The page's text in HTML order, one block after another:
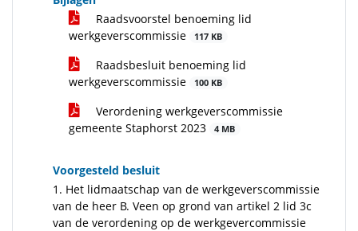
Raadsvoorstel benoeming lid
werkgeverscommissie
117 KB
Raadsbesluit benoeming lid
werkgeverscommissie
100 KB
Verordening werkgeverscommissie
gemeente Staphorst 2023
4 MB
Voorgesteld besluit
1. Het lidmaatschap van de werkgeverscommissie
van de heer B. Veen op grond van artikel 2 lid 3c
van de verordening op de werkgevercommissie